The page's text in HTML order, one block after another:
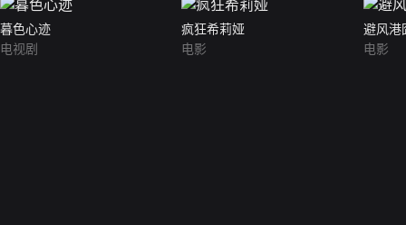
暮色心迹
电视剧
疯狂希莉娅
电影
避风港
电影